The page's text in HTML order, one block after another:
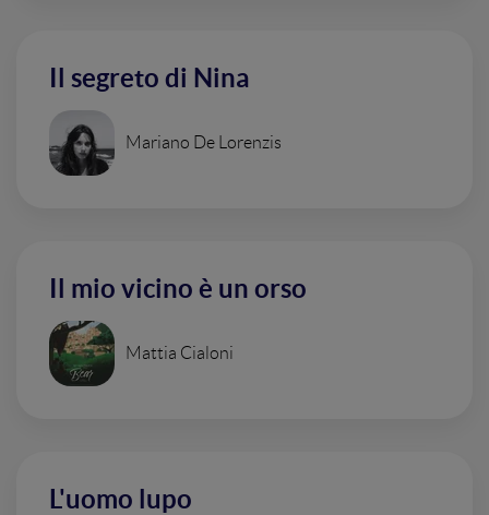
Il segreto di Nina
Mariano De Lorenzis
Il mio vicino è un orso
Mattia Cialoni
L'uomo lupo